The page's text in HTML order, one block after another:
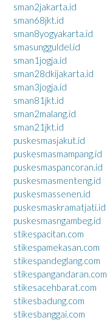
sman2jakarta.id
sman68jkt.id
sman8yogyakarta.id
smasungguldel.id
sman1jogja.id
sman28dkijakarta.id
sman3jogja.id
sman81jkt.id
sman2malang.id
sman21jkt.id
puskesmasjakut.id
puskesmasmampang.id
puskesmaspancoran.id
puskesmasmenteng.id
puskesmassenen.id
puskesmaskramatjati.id
puskesmasngambeg.id
stikespacitan.com
stikespamekasan.com
stikespandeglang.com
stikespangandaran.com
stikesacehbarat.com
stikesbadung.com
stikesbanggai.com